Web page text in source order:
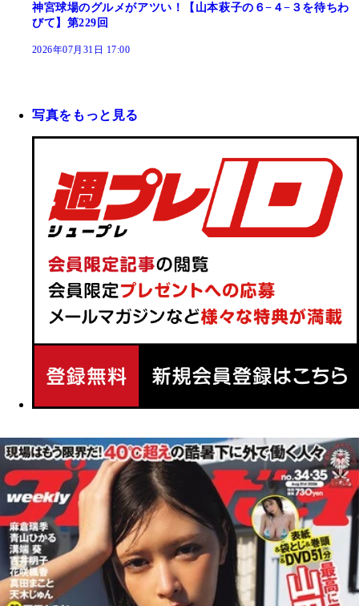
神宮球場のグルメがアツい！【山本萩子の６−４−３を待ちわ
びて】第229回
2026年07月31日 17:00
写真をもっと見る